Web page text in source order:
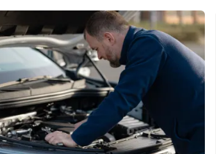
en winstgevende onderneming,
operationele kosten verlagen door